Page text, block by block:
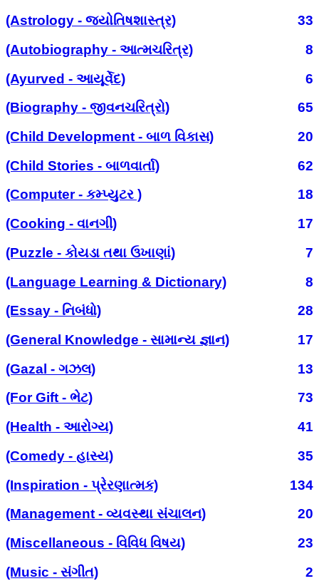
(Astrology - જ્યોતિષશાસ્ત્ર)
33
(Autobiography - આત્મચરિત્ર)
8
(Ayurved - આયૂર્વેદ)
6
(Biography - જીવનચરિત્રો)
65
(Child Development - બાળ વિકાસ)
20
(Child Stories - બાળવાર્તા)
62
(Computer - કમ્પ્યુટર )
18
(Cooking - વાનગી)
17
(Puzzle - કોયડા તથા ઉખાણાં)
7
(Language Learning & Dictionary)
8
(Essay - નિબંધો)
28
(General Knowledge - સામાન્ય જ્ઞાન)
17
(Gazal - ગઝલ)
13
(For Gift - ભેટ)
73
(Health - આરોગ્ય)
41
(Comedy - હાસ્ય)
35
(Inspiration - પ્રેરણાત્મક)
134
(Management - વ્યવસ્થા સંચાલન)
20
(Miscellaneous - વિવિધ વિષય)
23
(Music - સંગીત)
2